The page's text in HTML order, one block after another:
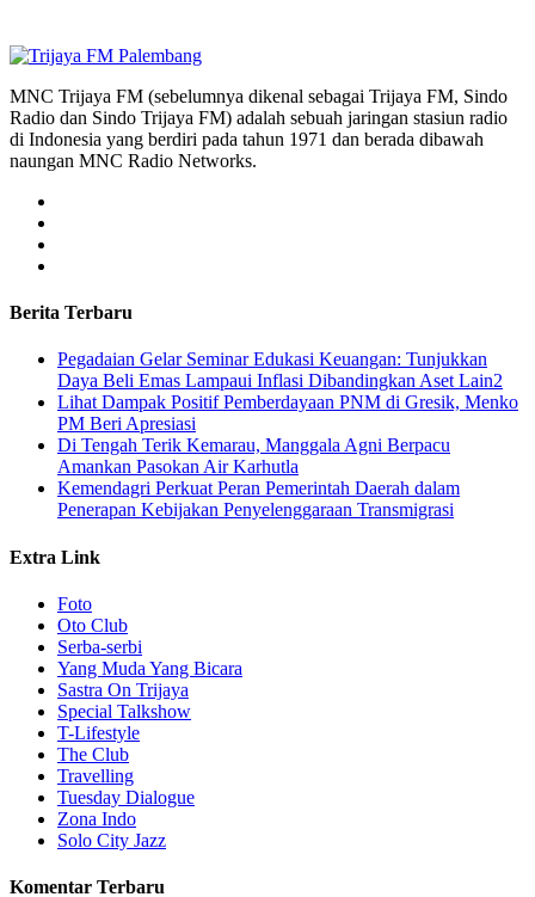
MNC Trijaya FM (sebelumnya dikenal sebagai Trijaya FM, Sindo
Radio dan Sindo Trijaya FM) adalah sebuah jaringan stasiun radio
di Indonesia yang berdiri pada tahun 1971 dan berada dibawah
naungan MNC Radio Networks.
Berita Terbaru
Pegadaian Gelar Seminar Edukasi Keuangan: Tunjukkan
Daya Beli Emas Lampaui Inflasi Dibandingkan Aset Lain2
Lihat Dampak Positif Pemberdayaan PNM di Gresik, Menko
PM Beri Apresiasi
​Di Tengah Terik Kemarau, Manggala Agni Berpacu
Amankan Pasokan Air Karhutla
Kemendagri Perkuat Peran Pemerintah Daerah dalam
Penerapan Kebijakan Penyelenggaraan Transmigrasi
Extra Link
Foto
Oto Club
Serba-serbi
Yang Muda Yang Bicara
Sastra On Trijaya
Special Talkshow
T-Lifestyle
The Club
Travelling
Tuesday Dialogue
Zona Indo
Solo City Jazz
Komentar Terbaru